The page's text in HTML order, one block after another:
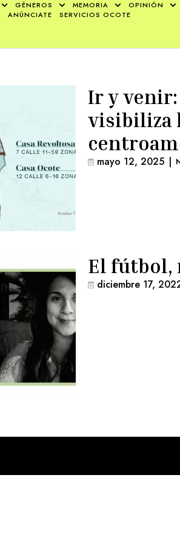
GÉNEROS MEMORIA OPINIÓN
ANÚNCIATE SERVICIOS OCOTE
Ir y
visibiliza
mayo 12, 2025 |
El fútbol,
diciembre 17,